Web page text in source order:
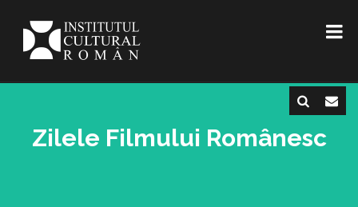
Zilele Filmului Românesc